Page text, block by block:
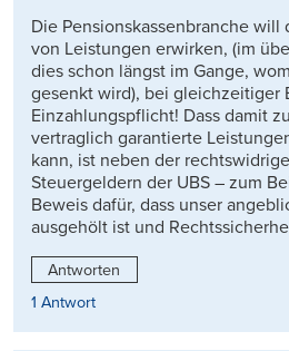
Die Pensionskassenbranche will
von Leistungen erwirken, (im
dies schon längst im Gange,
gesenkt wird), bei gleichzeitiger
Einzahlungspflicht! Dass damit
vertraglich garantierte
kann, ist neben der
Steuergeldern der UBS – zum
Beweis dafür, dass unser
ausgehölt ist und
Antworten
1 Antwort